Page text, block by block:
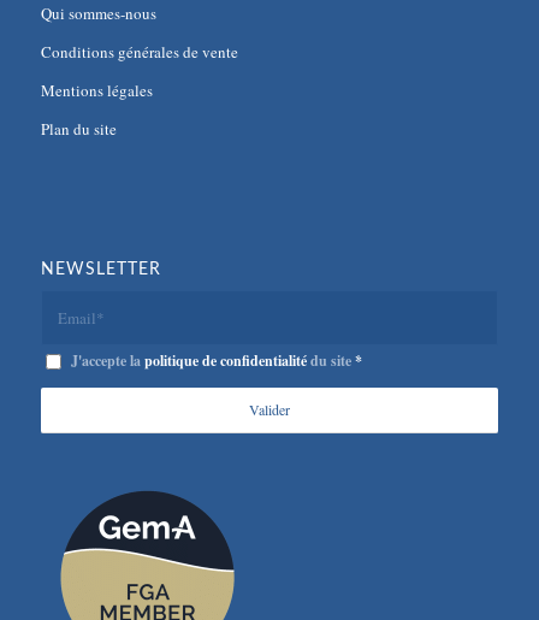
Qui sommes-nous
Conditions générales de vente
Mentions légales
Plan du site
NEWSLETTER
J'accepte lapolitique de confidentialitédu site*